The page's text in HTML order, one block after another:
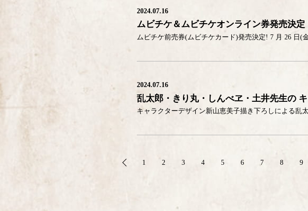
2024.07.16
ムビチケ＆ムビチケオンライン券発売決定
2024.07.16
乱太郎・きり丸・しんべヱ・土井先生の
1 2 3 4 5 6 7 8 9